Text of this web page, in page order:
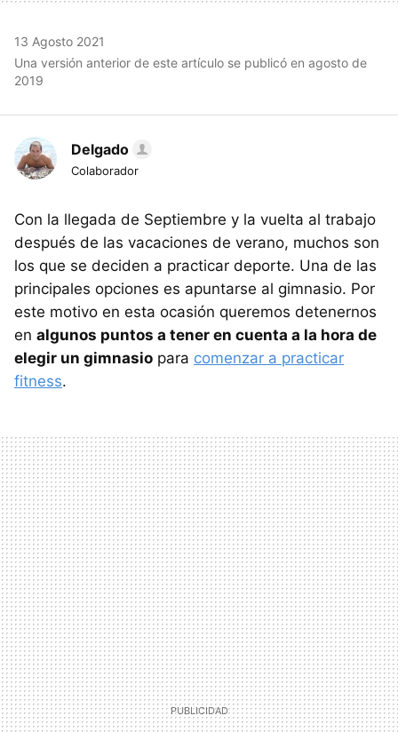
13 Agosto 2021
Una versión anterior de este artículo se publicó en agosto de
2019
Delgado
Colaborador
Con la llegada de Septiembre y la vuelta al trabajo
después de las vacaciones de verano, muchos son
los que se deciden a practicar deporte. Una de las
principales opciones es apuntarse al gimnasio. Por
este motivo en esta ocasión queremos detenernos
en algunos puntos a tener en cuenta a la hora de
elegir un gimnasio para comenzar a practicar
fitness.